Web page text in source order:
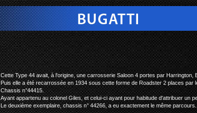
bugatti type 44
Cette Type 44 avait, à l'origine, une carrosserie Saloon 4 portes par Harrington,
Puis elle a été recarrossée en 1934 sous cette forme de Roadster 2 places
Chassis n°44415.
Ayant appartenu au colonel Giles, et celui-ci ayant pour habitude d'attribuer un
Le deuxième exemplaire, chassis n° 44266, a eu exactement le même parcours...